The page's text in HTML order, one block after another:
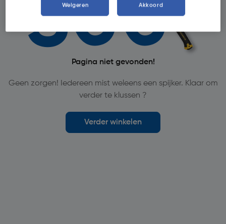
Pagina niet gevonden!
Geen zorgen! Iedereen mist weleens een spijker. Klaar om
verder te klussen ?
Verder winkelen
Weigeren Akkoord